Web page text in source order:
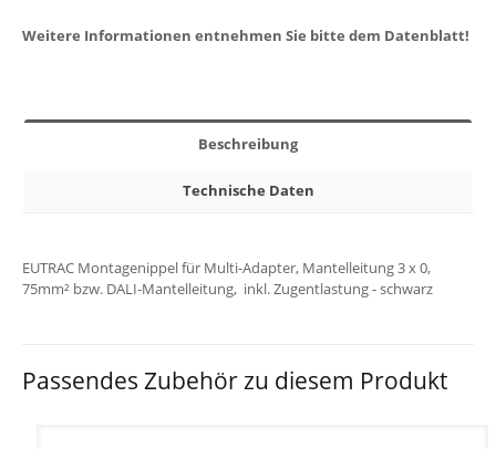
Weitere Informationen entnehmen Sie bitte dem Datenblatt!
Beschreibung
Technische Daten
EUTRAC Montagenippel für Multi-Adapter, Mantelleitung 3 x 0,
75mm² bzw. DALI-Mantelleitung, inkl. Zugentlastung - schwarz
Passendes Zubehör zu diesem Produkt